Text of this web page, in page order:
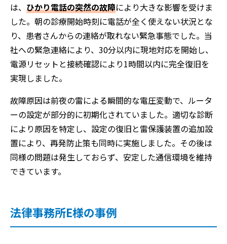
は、 ひかり電話の突然の故障により大きな影響を受けま
した。朝の診療開始時刻に電話が全く使えない状況とな
り、患者さんからの連絡が取れない緊急事態でした。当
社への緊急連絡により、30分以内に現地対応を開始し、
電源リセットと接続確認により1時間以内に完全復旧を
実現しました。
故障原因は前夜の雷による瞬間的な電圧変動で、ルータ
ーの設定が部分的に初期化されていました。適切な診断
により原因を特定し、設定の復旧と雷保護装置の追加設
置により、再発防止策も同時に実施しました。その後は
同様の問題は発生しておらず、安定した通信環境を維持
できています。
法律事務所E様の事例